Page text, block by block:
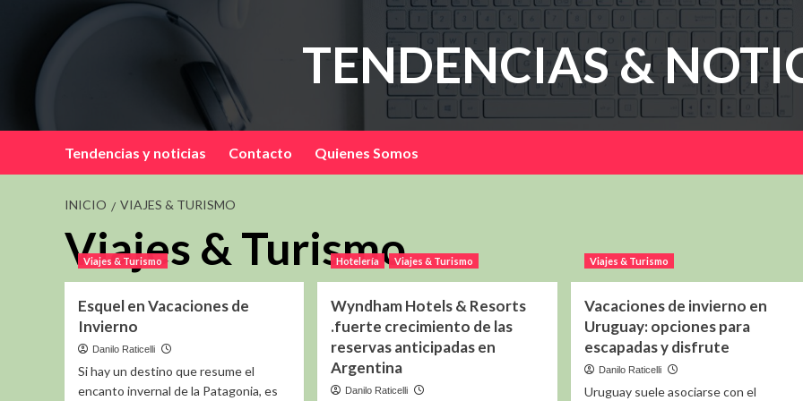
contenido
TENDENCIAS &
Tendencias y noticias Contacto Quienes Somos
INICIO VIAJES & TURISMO
Viajes & Turismo
Viajes & Turismo
Esquel en Vacaciones de
Invierno
Danilo Raticelli
Si hay un destino que resume el
encanto invernal de la Patagonia, es
Hotelería Viajes & Turismo
Wyndham Hotels & Resorts
.fuerte crecimiento de las
reservas anticipadas en
Argentina
Danilo Raticelli
Viajes & Turismo
Vacaciones de invierno en
Uruguay: opciones para
escapadas y disfrute
Danilo Raticelli
Uruguay suele asociarse con el